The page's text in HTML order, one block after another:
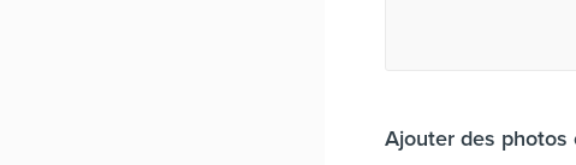
Ajouter des photos